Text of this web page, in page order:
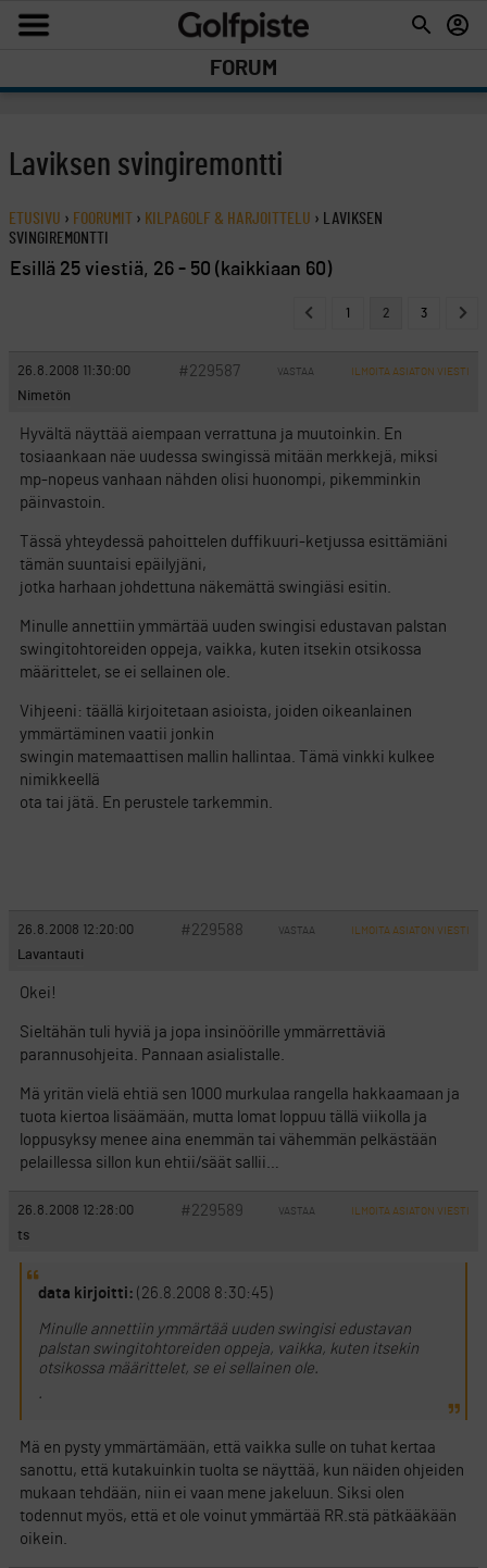
FORUM
Laviksen svingiremontti
ETUSIVU › FOORUMIT › KILPAGOLF & HARJOITTELU ›
LAVIKSEN
SVINGIREMONTTI
Esillä 25 viestiä, 26 - 50 (kaikkiaan 60)
1 2 3
26.8.2008 11:30:00 #229587 VASTAA ILMOITA ASIATON VIESTI
Nimetön
Hyvältä näyttää aiempaan verrattuna ja muutoinkin. En
tosiaankaan näe uudessa swingissä mitään merkkejä, miksi
mp-nopeus vanhaan nähden olisi huonompi, pikemminkin
päinvastoin.
Tässä yhteydessä pahoittelen duffikuuri-ketjussa esittämiäni
tämän suuntaisi epäilyjäni,
jotka harhaan johdettuna näkemättä swingiäsi esitin.
Minulle annettiin ymmärtää uuden swingisi edustavan palstan
swingitohtoreiden oppeja, vaikka, kuten itsekin otsikossa
määrittelet, se ei sellainen ole.
Vihjeeni: täällä kirjoitetaan asioista, joiden oikeanlainen
ymmärtäminen vaatii jonkin
swingin matemaattisen mallin hallintaa. Tämä vinkki kulkee
nimikkeellä
ota tai jätä. En perustele tarkemmin.
26.8.2008 12:20:00 #229588 VASTAA ILMOITA ASIATON VIESTI
Lavantauti
Okei!
Sieltähän tuli hyviä ja jopa insinöörille ymmärrettäviä
parannusohjeita. Pannaan asialistalle.
Mä yritän vielä ehtiä sen 1000 murkulaa rangella hakkaamaan ja
tuota kiertoa lisäämään, mutta lomat loppuu tällä viikolla ja
loppusyksy menee aina enemmän tai vähemmän pelkästään
pelaillessa sillon kun ehtii/säät sallii…
26.8.2008 12:28:00 #229589 VASTAA ILMOITA ASIATON VIESTI
ts
data kirjoitti: (26.8.2008 8:30:45)
Minulle annettiin ymmärtää uuden swingisi edustavan
palstan swingitohtoreiden oppeja, vaikka, kuten itsekin
otsikossa määrittelet, se ei sellainen ole.
.
Mä en pysty ymmärtämään, että vaikka sulle on tuhat kertaa
sanottu, että kutakuinkin tuolta se näyttää, kun näiden ohjeiden
mukaan tehdään, niin ei vaan mene jakeluun. Siksi olen
todennut myös, että et ole voinut ymmärtää RR.stä pätkääkään
oikein.